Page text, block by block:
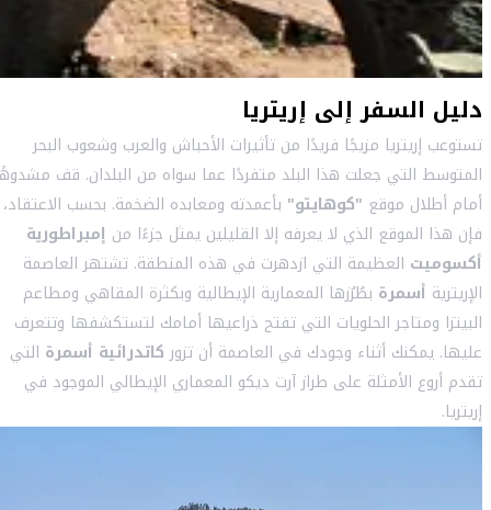
دليل السفر إلى إريتريا
تستوعب إريتريا مزيجًا فريدًا من تأثيرات الأحباش والعرب وشعوب البحر
المتوسط التي جعلت هذا البلد متفردًا عما سواه من البلدان. قف
أمام أطلال موقع "كوهايتو" بأعمدته ومعابده الضخمة. بحسب الاعتقاد،
فإن هذا الموقع الذي لا يعرفه إلا القليلين يمثل جزءًا من إمبراطورية
أكسوميت العظيمة التي ازدهرت في هذه المنطقة. تشتهر العاصمة
الإريترية أسمرة بطُرُزها المعمارية الإيطالية وبكثرة المقاهي ومطاعم
البيتزا ومتاجر الحلويات التي تفتح ذراعيها أمامك لتستكشفها وتتعرف
عليها. يمكنك أثناء وجودك في العاصمة أن تزوركاتدرائية أسمرة التي
تقدم أروع الأمثلة على طراز آرت ديكو المعماري الإيطالي الموجود في
إريتريا.